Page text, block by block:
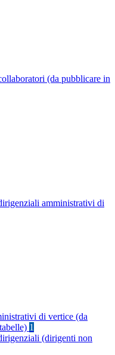
(da pubblicare in
amministrativi di
di vertice (da
1
(dirigenti non